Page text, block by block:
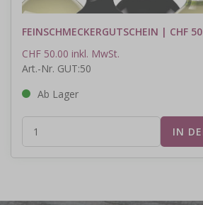
FEINSCHMECKERGUTSCHEIN | CHF 50
CHF 50.00 inkl. MwSt.
Art.-Nr. GUT:50
Ab Lager